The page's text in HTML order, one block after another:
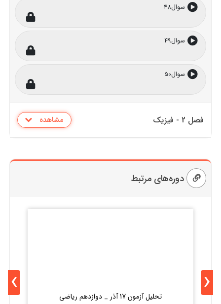
سوال48
سوال49
سوال50
فصل 2 - فیزیک مشاهده
دوره‌های مرتبط
تحلیل آزمون 17 آذر _ دوازدهم ریاضی ‹
›